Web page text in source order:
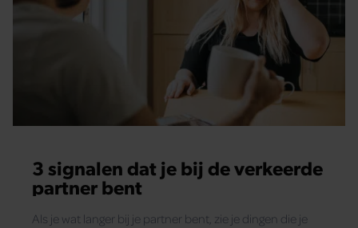
3 signalen dat je bij de verkeerde
partner bent
Als je wat langer bij je partner bent, zie je dingen die je